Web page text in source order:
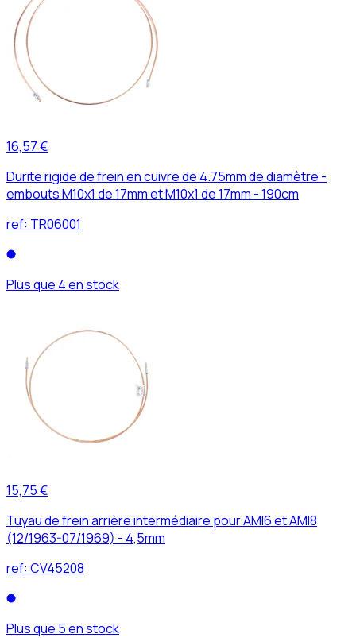
16,57 €
Durite rigide de frein en cuivre de 4.75mm de diamètre -
embouts M10x1 de 17mm et M10x1 de 17mm - 190cm
ref: TR06001
Plus que 4 en stock
15,75 €
Tuyau de frein arrière intermédiaire pour AMI6 et AMI8
(12/1963-07/1969) - 4,5mm
ref: CV45208
Plus que 5 en stock